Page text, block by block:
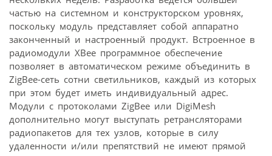
частью на системном и конструкторском уровнях,
поскольку модуль представляет собой аппаратно
законченный и настроенный продукт. Встроенное в
радиомодули XBee программное обеспечение
позволяет в автоматическом режиме объединить в
ZigBee-сеть сотни светильников, каждый из которых
при этом будет иметь индивидуальный адрес.
Модули с протоколами ZigBee или DigiMesh
дополнительно могут выступать ретрансляторами
радиопакетов для тех узлов, которые в силу
удаленности и/или препятствий не имеют прямой